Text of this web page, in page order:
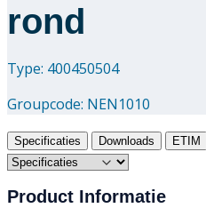
rond
Type: 400450504
Groupcode: NEN1010
Specificaties Downloads ETIM
Product Informatie